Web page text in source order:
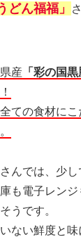
どん福福」
産 「彩の国黒
ての食材に
んでは、少
も電子レン
うです。
ない鮮度と